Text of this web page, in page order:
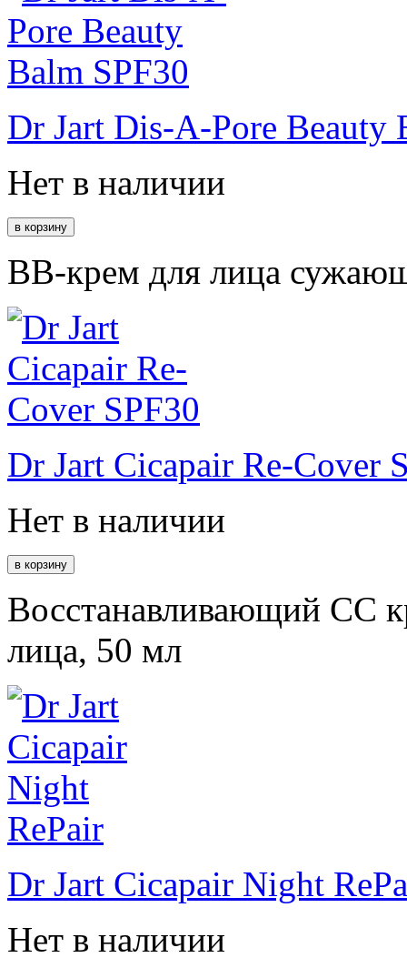
Dr Jart Dis-A-Pore Beauty
Нет в наличии
BB-крем для лица
Dr Jart Cicapair Re-Cover
Нет в наличии
Восстанавливающий СС
лица, 50 мл
Dr Jart Cicapair Night
Нет в наличии